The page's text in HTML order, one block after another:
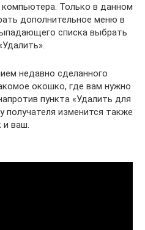
Только в данном
дополнительное меню в
списка выбрать
недавно сделанного
окошко, где вам нужно
пункта «Удалить для
получателя изменится также
и ваш.